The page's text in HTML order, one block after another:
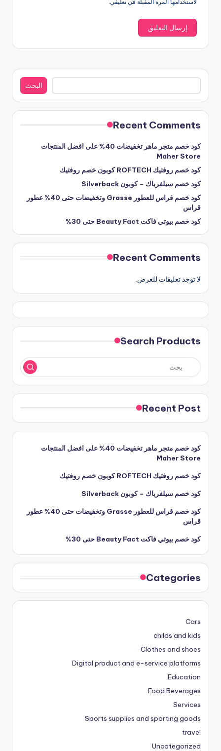
لاستخدامها المرة المقبلة في تعليقي.
البحث
البحث
Recent Comments
كود خصم متجر ماهر تخفيضات 40% على افضل المنتجات
Maher Store
كود خصم روفتيك ROFTECH كوبون خصم روفتيك
كود خصم سيلفرباك – كوبون Silverback
كود خصم قراس للعطور Grasse وتخفيضات حتى 40% عطور
قراس
كود خصم بيوتي فاكت Beauty Fact حتى 30%
Recent Comments
لا توجد تعليقات للعرض.
Search Products
Recent Post
كود خصم متجر ماهر تخفيضات 40% على افضل المنتجات
Maher Store
كود خصم روفتيك ROFTECH كوبون خصم روفتيك
كود خصم سيلفرباك – كوبون Silverback
كود خصم قراس للعطور Grasse وتخفيضات حتى 40% عطور
قراس
كود خصم بيوتي فاكت Beauty Fact حتى 30%
Categories
Cars
childs and kids
Clothes and shoes
Digital product and e-service platforms
Education
Food Beverages
Services
Sports supplies and sporting goods
travel
Uncategorized